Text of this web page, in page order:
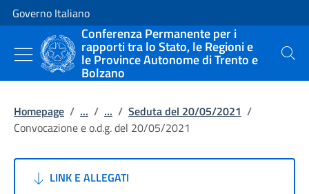
Vai al contenuto
Vai alla navigazione del sito
Governo Italiano
Conferenza Permanente per i
rapporti tra lo Stato, le Regioni e
le Province Autonome di Trento e
Bolzano
Cerca
Homepage / ... / ... / Seduta del 20/05/2021 /
Convocazione e o.d.g. del 20/05/2021
LINK E ALLEGATI